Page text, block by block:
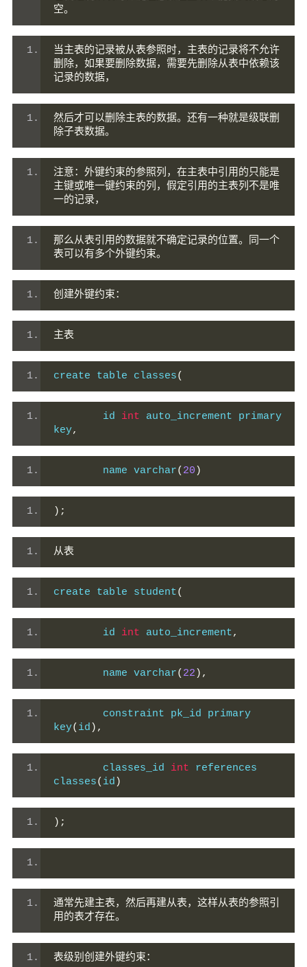
空。
当主表的记录被从表参照时，主表的记录将不允许
删除，如果要删除数据，需要先删除从表中依赖该
记录的数据，
然后才可以删除主表的数据。还有一种就是级联删
除子表数据。
注意：外键约束的参照列，在主表中引用的只能是
主键或唯一键约束的列，假定引用的主表列不是唯
一的记录，
那么从表引用的数据就不确定记录的位置。同一个
表可以有多个外键约束。
创建外键约束：
主表
create table classes(
        id
int auto_increment primary
key,
        name varchar
( 20 )
);
从表
create table student(
        id
int auto_increment,
        name varchar
( 22 ),
key( id ),
        classes_id
int references
classes( id )
);
通常先建主表，然后再建从表，这样从表的参照引
用的表才存在。
表级别创建外键约束：